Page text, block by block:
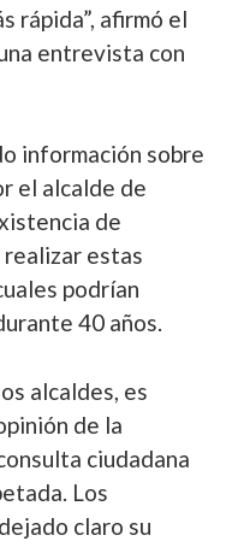
rápida”, afirmó el
entrevista con
información sobre
el alcalde de
de
estas
podrían
40 años.
alcaldes, es
de la
ciudadana
Los
claro su